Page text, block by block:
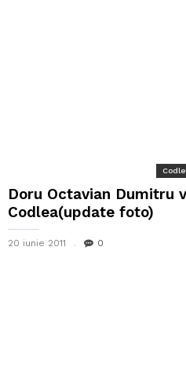
Doru Octavian Dumitru
Codlea(update foto)
20 iunie 2011 0